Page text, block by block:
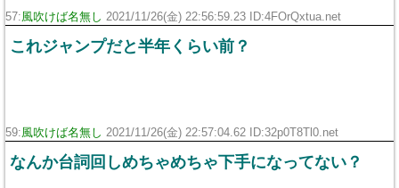
57:風吹けば名無し 2021/11/26(金) 22:56:59.23 ID:4FOrQxtua.net
これジャンプだと半年くらい前？
59:風吹けば名無し 2021/11/26(金) 22:57:04.62 ID:32p0T8Tl0.net
なんか台詞回しめちゃめちゃ下手になってない？